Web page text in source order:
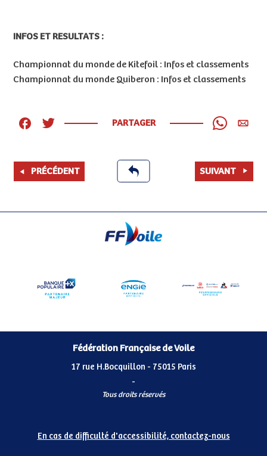
INFOS ET RESULTATS :
Championnat du monde de Kitefoil : Infos et classements
Championnat du monde Quiberon : Infos et classements
PARTAGER
PRÉCÉDENT SUIVANT
Fédération Française de Voile
17 rue H.Bocquillon - 75015 Paris
-
Tous droits réservés
En cas de difficulté d'accessibilité, contactez-nous